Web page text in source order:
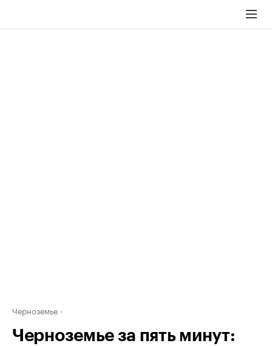
Черноземье
Черноземье за пять минут: